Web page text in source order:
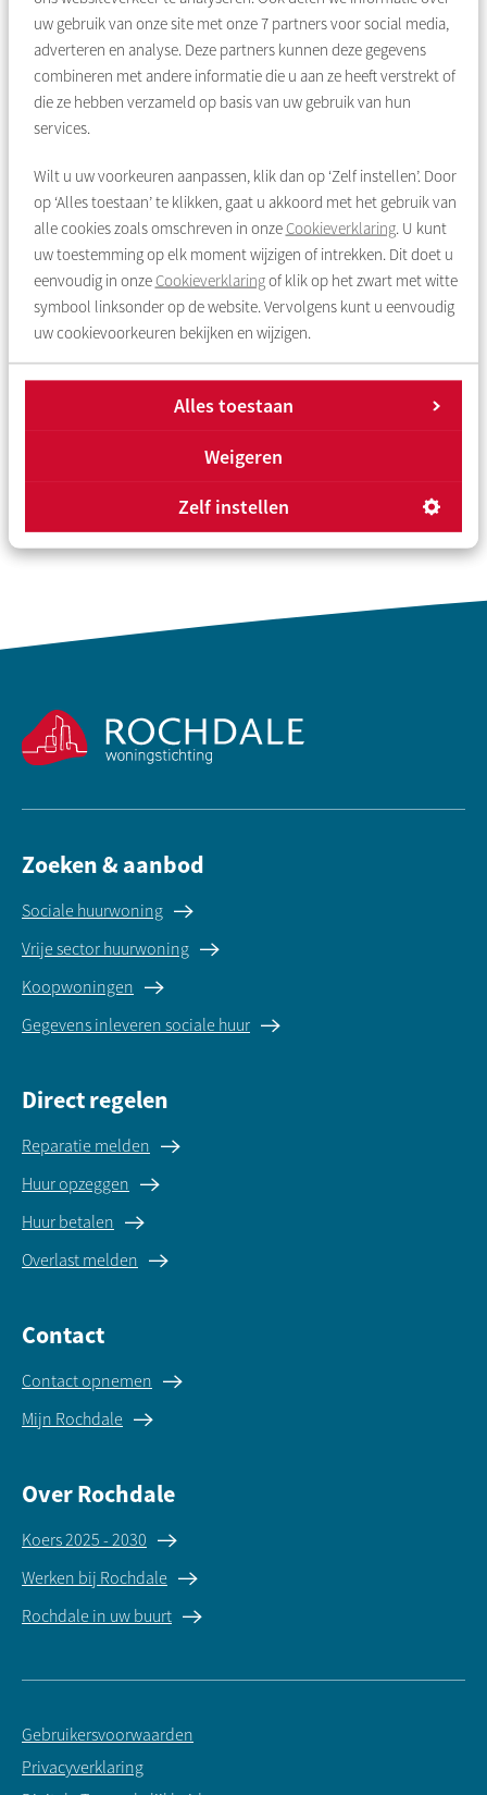
uw gebruik van onze site met onze7 partners voor social media,
adverteren en analyse. Deze partners kunnen deze gegevens
combineren met andere informatie die u aan ze heeft verstrekt of
die ze hebben verzameld op basis van uw gebruik van hun
services.
Wilt u uw voorkeuren aanpassen, klik dan op ‘Zelf instellen’. Door
op ‘Alles toestaan’ te klikken, gaat u akkoord met het gebruik van
alle cookies zoals omschreven in onze Cookieverklaring. U kunt
uw toestemming op elk moment wijzigen of intrekken. Dit doet u
eenvoudig in onze Cookieverklaringof klik op het zwart met witte
symbool linksonder op de website. Vervolgens kunt u eenvoudig
uw cookievoorkeuren bekijken en wijzigen.
Alles toestaan
Weigeren
Zelf instellen
Dinsdag 09.00 - 12.00 uur
Woensdag 09.00 - 12.00 uur
Donderdag 13.00 - 16.00 uur
+ Buurtteam gemeente Amsterdam 09.30-12.30 uur
+ Projectspreekuur Deysselbuurt 13.00 - 15.00 uur
Buurtteam gemeente Amsterdam
Heeft u vragen over zorg, wonen, gezondheid, werk,
geld, meedoen aan activiteiten in de buurt of veiligheid?
Of heeft u (tijdelijk) wat extra hulp nodig bij praktische
U kunt elke donderdag van 09.30 uur tot 12.30 uur
buurtpunt aan de Lodewijk van Deysselstraat 41.
Zoeken & aanbod
Sociale huurwoning
Vrije sector huurwoning
Koopwoningen
Gegevens inleveren sociale huur
Direct regelen
Reparatie melden
Huur opzeggen
Huur betalen
Overlast melden
Contact
Contact opnemen
Mijn Rochdale
Over Rochdale
Koers 2025 - 2030
Werken bij Rochdale
Rochdale in uw buurt
Gebruikersvoorwaarden
Privacyverklaring